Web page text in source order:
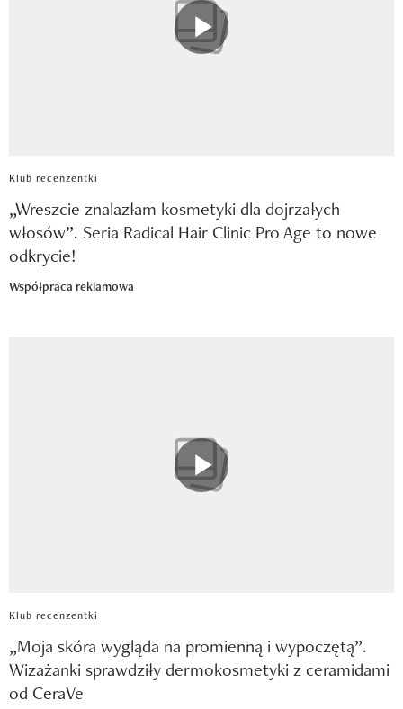
Klub recenzentki
„Wreszcie znalazłam kosmetyki dla dojrzałych
włosów”. Seria Radical Hair Clinic Pro Age to nowe
odkrycie!
Współpraca reklamowa
Klub recenzentki
„Moja skóra wygląda na promienną i wypoczętą”.
Wizażanki sprawdziły dermokosmetyki z ceramidami
od CeraVe